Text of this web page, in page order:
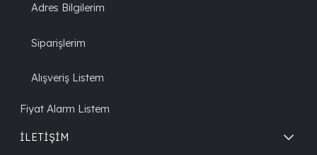
Adres Bilgilerim
Siparişlerim
Alışveriş Listem
Fiyat Alarm Listem
İLETİŞİM